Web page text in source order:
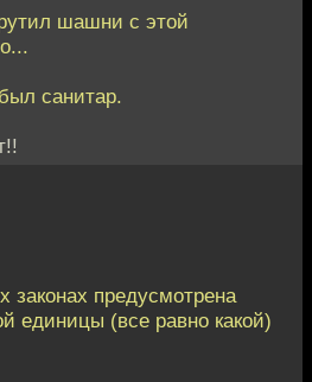
шашни с этой
санитар.
законах предусмотрена
единицы (все равно какой)